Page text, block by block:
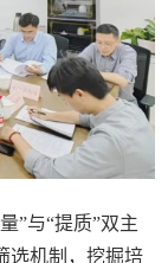
”与“提质”双主
选机制，挖掘培